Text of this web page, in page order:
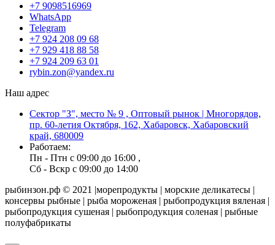
+7 9098516969
WhatsApp
Telegram
+7 924 208 09 68
+7 929 418 88 58
+7 924 209 63 01
rybin.zon@yandex.ru
Наш адрес
Сектор "З", место № 9 , Оптовый рынок | Многорядов,
пр. 60-летия Октября, 162, Хабаровск, Хабаровский
край, 680009
Работаем:
Пн - Птн с 09:00 до 16:00 ,
Сб - Вскр с 09:00 до 14:00
рыбинзон.рф © 2021 |морепродукты | морские деликатесы |
консервы рыбные | рыба мороженая | рыбопродукция вяленая |
рыбопродукция сушеная | рыбопродукция соленая | рыбные
полуфабрикаты